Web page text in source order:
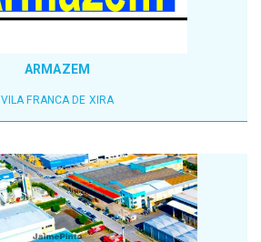
ARMAZEM
VILA FRANCA DE XIRA